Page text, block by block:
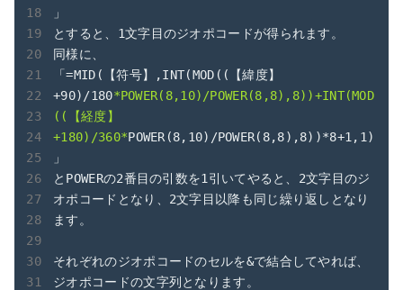
」
とすると、1文字目のジオポコードが得られます。
同様に、
「=MID(【符号】,INT(MOD((【緯度】
+90)/180*POWER(8,10)/POWER(8,8),8))+INT(MOD
((【経度】
+180)/360*POWER(8,10)/POWER(8,8),8))*8+1,1)
」
とPOWERの2番目の引数を1引いてやると、2文字目のジ
オポコードとなり、2文字目以降も同じ繰り返しとなり
ます。
それぞれのジオポコードのセルを&で結合してやれば、
ジオポコードの文字列となります。